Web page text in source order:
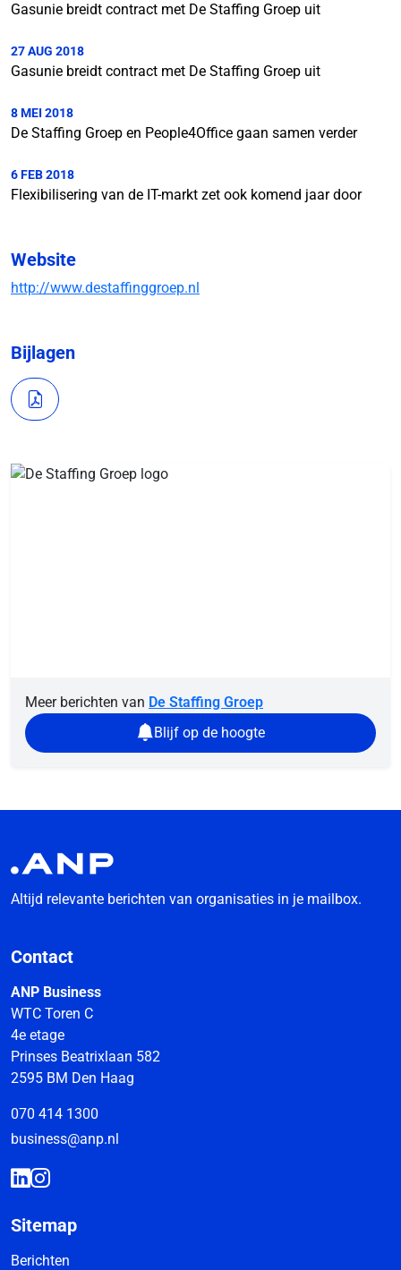
Gasunie breidt contract met De Staffing Groep uit
27 AUG 2018
Gasunie breidt contract met De Staffing Groep uit
8 MEI 2018
De Staffing Groep en People4Office gaan samen verder
6 FEB 2018
Flexibilisering van de IT-markt zet ook komend jaar door
Website
http://www.destaffinggroep.nl
Bijlagen
Meer berichten van De Staffing Groep
Blijf op de hoogte
Altijd relevante berichten van organisaties in je mailbox.
Contact
ANP Business
WTC Toren C
4e etage
Prinses Beatrixlaan 582
2595 BM Den Haag
070 414 1300
business@anp.nl
Sitemap
Berichten